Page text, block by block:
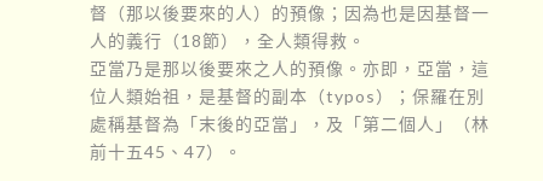
督（那以後要來的人）的預像；因為也是因基督一
人的義行（18節），全人類得救。
亞當乃是那以後要來之人的預像。亦即，亞當，這
位人類始祖，是基督的副本（typos）；保羅在別
處稱基督為「末後的亞當」，及「第二個人」（林
前十五45、47）。